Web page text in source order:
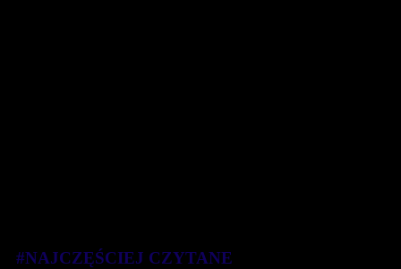
#NAJCZĘŚCIEJ CZYTANE